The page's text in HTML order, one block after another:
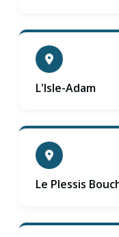
L'Isle-Adam
Le Plessis